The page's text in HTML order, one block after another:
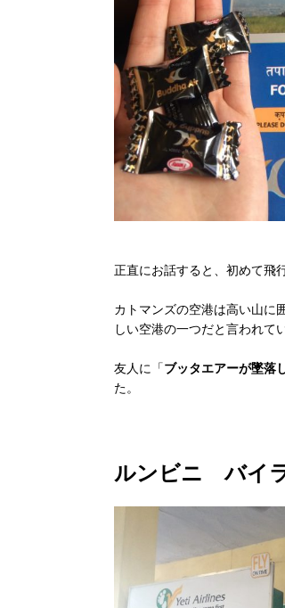
正直にお話すると、初めて飛
カトマンズの空港は高い山に
しい空港の一つだと言われて
友人に「ブッタエアーが墜落
た。
ルンビニ バイラ